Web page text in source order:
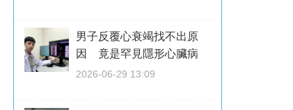
男子反覆心衰竭找不出原
因 竟是罕見隱形心臟病
2026-06-29 13:09